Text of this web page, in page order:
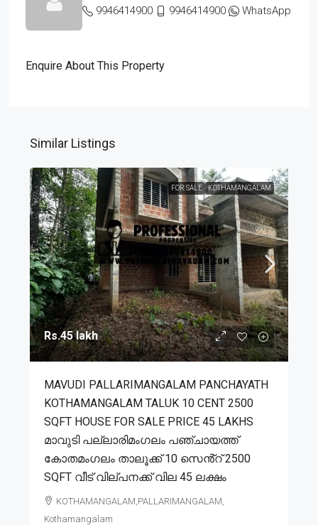
9946414900
9946414900 WhatsApp
Enquire About This Property
Similar Listings
FOR SALE KOTHAMANGALAM
Rs.45 lakh
MAVUDI PALLARIMANGALAM PANCHAYATH
KOTHAMANGALAM TALUK 10 CENT 2500
SQFT HOUSE FOR SALE PRICE 45 LAKHS
മാവുടി പല്ലാരിമംഗലം പഞ്ചായത്ത്
കോതമംഗലം താലൂക്ക് 10 സെൻ്റ് 2500
SQFT വീട് വില്പനക്ക് വില 45 ലക്ഷം
KOTHAMANGALAM,PALLARIMANGALAM,
Kothamangalam